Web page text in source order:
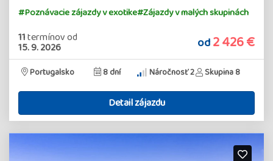
#Poznávacie zájazdy v exotike#Zájazdy v malých skupinách
11termínovod
15. 9. 2026 od2 426 €
Portugalsko 8 dní Náročnosť 2 Skupina 8
Detail zájazdu